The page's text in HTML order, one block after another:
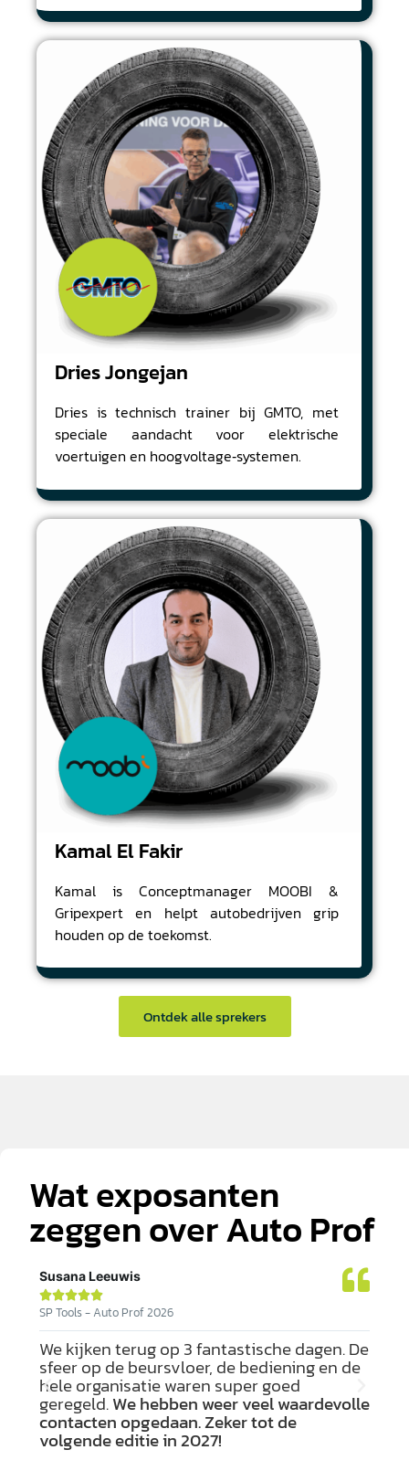
Dries Jongejan
Dries is technisch trainer bij GMTO, met
speciale aandacht voor elektrische
voertuigen en hoogvoltage‑systemen.
Kamal El Fakir
Kamal is Conceptmanager MOOBI &
Gripexpert en helpt autobedrijven grip
houden op de toekomst.
Ontdek alle sprekers
Wat exposanten
zeggen over Auto Prof
Susana Leeuwis

SP Tools - Auto Prof 2026
We kijken terug op 3 fantastische dagen. De
sfeer op de beursvloer, de bediening en de
hele organisatie waren super goed
geregeld.We hebben weer veel waardevolle
contacten opgedaan. Zeker tot de
volgende editie in 2027!